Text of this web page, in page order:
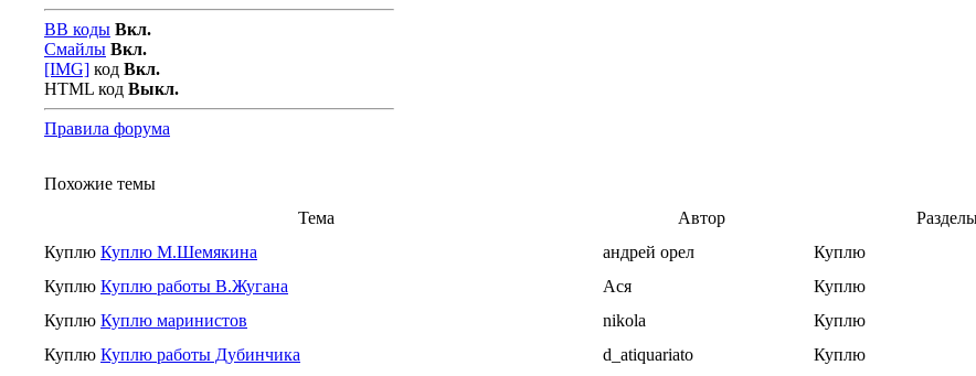
BB коды Вкл.
Смайлы Вкл.
[IMG] код Вкл.
HTML код Выкл.
Правила форума
Похожие темы
Тема
Автор
Куплю Куплю М.Шемякина андрей орел Куплю
Куплю Куплю работы В.Жугана Ася Куплю
Куплю Куплю маринистов nikola Куплю
Куплю Куплю работы Дубинчика d_atiquariato Куплю